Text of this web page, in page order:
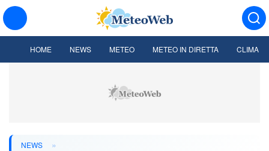
HOME NEWS METEO METEO IN DIRETTA CLIMA
NEWS »